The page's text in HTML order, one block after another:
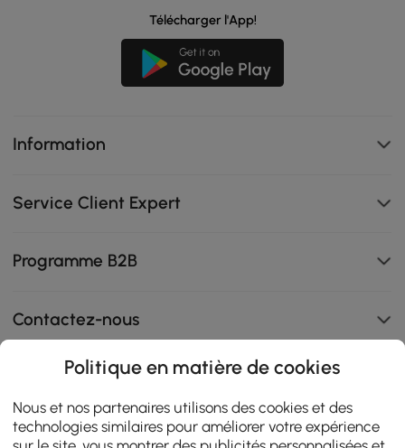
Télécharger l'App!
Information
Service Client Expert
Programme B2B
Contactez-nous
108K
4.9
star
AVIS CERTIFIÉS
Politique en matière de cookies
Nous et nos partenaires utilisons des cookies et des
technologies similaires pour améliorer votre expérience